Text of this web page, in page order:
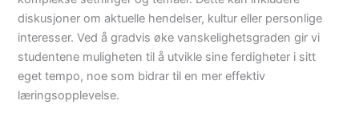
diskusjoner om aktuelle hendelser, kultur eller personlige
interesser. Ved å gradvis øke vanskelighetsgraden gir vi
studentene muligheten til å utvikle sine ferdigheter i sitt
eget tempo, noe som bidrar til en mer effektiv
læringsopplevelse.